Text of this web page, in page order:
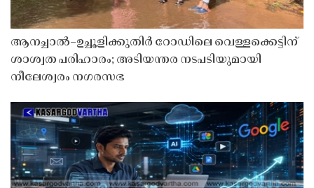
ആനച്ചാൽ–ഉച്ചൂളിക്കുതിർ റോഡിലെ വെള്ളക്കെട്ടിന്
ശാശ്വത പരിഹാരം; അടിയന്തര നടപടിയുമായി
നീലേശ്വരം നഗരസഭ